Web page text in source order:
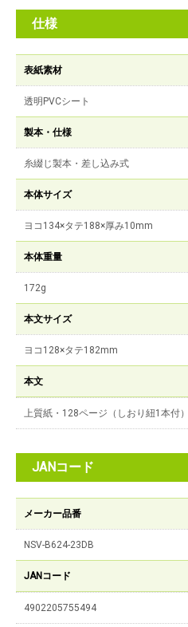
仕様
表紙素材
透明PVCシート
製本・仕様
糸綴じ製本・差し込み式
本体サイズ
ヨコ134×タテ188×厚み10mm
本体重量
172g
本文サイズ
ヨコ128×タテ182mm
本文
上質紙・128ページ（しおり紐1本付）
JANコード
メーカー品番
NSV-B624-23DB
JANコード
4902205755494